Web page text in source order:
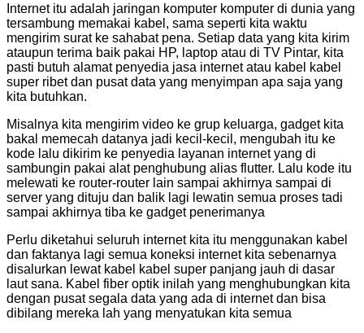
Internet itu adalah jaringan komputer komputer di dunia yang
tersambung memakai kabel, sama seperti kita waktu
mengirim surat ke sahabat pena. Setiap data yang kita kirim
ataupun terima baik pakai HP, laptop atau di TV Pintar, kita
pasti butuh alamat penyedia jasa internet atau kabel kabel
super ribet dan pusat data yang menyimpan apa saja yang
kita butuhkan.
Misalnya kita mengirim video ke grup keluarga, gadget kita
bakal memecah datanya jadi kecil-kecil, mengubah itu ke
kode lalu dikirim ke penyedia layanan internet yang di
sambungin pakai alat penghubung alias flutter. Lalu kode itu
melewati ke router-router lain sampai akhirnya sampai di
server yang dituju dan balik lagi lewatin semua proses tadi
sampai akhirnya tiba ke gadget penerimanya
Perlu diketahui seluruh internet kita itu menggunakan kabel
dan faktanya lagi semua koneksi internet kita sebenarnya
disalurkan lewat kabel kabel super panjang jauh di dasar
laut sana. Kabel fiber optik inilah yang menghubungkan kita
dengan pusat segala data yang ada di internet dan bisa
dibilang mereka lah yang menyatukan kita semua